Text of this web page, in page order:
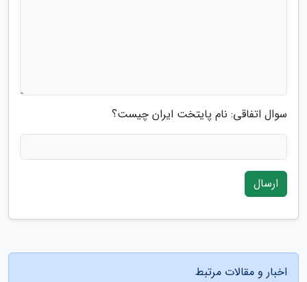
سوال اتفاقی: نام پایتخت ایران چیست؟
ارسال
اخبار و مقالات مرتبط